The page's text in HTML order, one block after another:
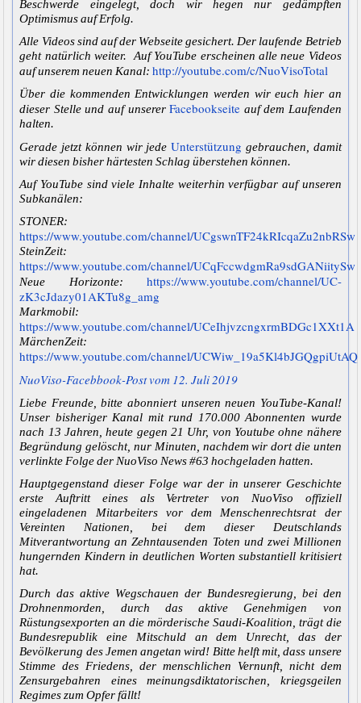
Beschwerde eingelegt, doch wir hegen nur gedämpften
Optimismus auf Erfolg.
Alle Videos sind auf der Webseite gesichert. Der laufende Betrieb
geht natürlich weiter. Auf YouTube erscheinen alle neue Videos
auf unserem neuen Kanal:http://youtube.com/c/NuoVisoTotal
Über die kommenden Entwicklungen werden wir euch hier an
dieser Stelle und auf unsererFacebookseite auf dem Laufenden
halten.
Gerade jetzt können wir jedeUnterstützung gebrauchen, damit
wir diesen bisher härtesten Schlag überstehen können.
Auf YouTube sind viele Inhalte weiterhin verfügbar auf unseren
Subkanälen:
STONER:
https://www.youtube.com/channel/UCgswnTF24kRIcqaZu2nbRSw
SteinZeit:
https://www.youtube.com/channel/UCqFccwdgmRa9sdGANiitySw
Neue Horizonte: https://www.youtube.com/channel/UC-
zK3cJdazy01AKTu8g_amg
Markmobil:
https://www.youtube.com/channel/UCeIhjvzcngxrmBDGc1XXt1A
MärchenZeit:
https://www.youtube.com/channel/UCWiw_19a5Kl4bJGQgpiUtAQ
NuoViso-Facebbook-Post vom 12. Juli 2019
Liebe Freunde, bitte abonniert unseren neuen YouTube-Kanal!
Unser bisheriger Kanal mit rund 170.000 Abonnenten wurde
nach 13 Jahren, heute gegen 21 Uhr, von Youtube ohne nähere
Begründung gelöscht, nur Minuten, nachdem wir dort die unten
verlinkte Folge der NuoViso News #63 hochgeladen hatten.
Hauptgegenstand dieser Folge war der in unserer Geschichte
erste Auftritt eines als Vertreter von NuoViso offiziell
eingeladenen Mitarbeiters vor dem Menschenrechtsrat der
Vereinten Nationen, bei dem dieser Deutschlands
Mitverantwortung an Zehntausenden Toten und zwei Millionen
hungernden Kindern in deutlichen Worten substantiell kritisiert
hat.
Durch das aktive Wegschauen der Bundesregierung, bei den
Drohnenmorden, durch das aktive Genehmigen von
Rüstungsexporten an die mörderische Saudi-Koalition, trägt die
Bundesrepublik eine Mitschuld an dem Unrecht, das der
Bevölkerung des Jemen angetan wird! Bitte helft mit, dass unsere
Stimme des Friedens, der menschlichen Vernunft, nicht dem
Zensurgebahren eines meinungsdiktatorischen, kriegsgeilen
Regimes zum Opfer fällt!